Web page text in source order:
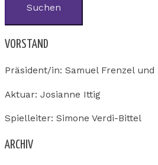
VORSTAND
Präsident/in: Samuel Frenzel
Aktuar: Josianne Ittig
Spielleiter: Simone Verdi-Bittel
ARCHIV